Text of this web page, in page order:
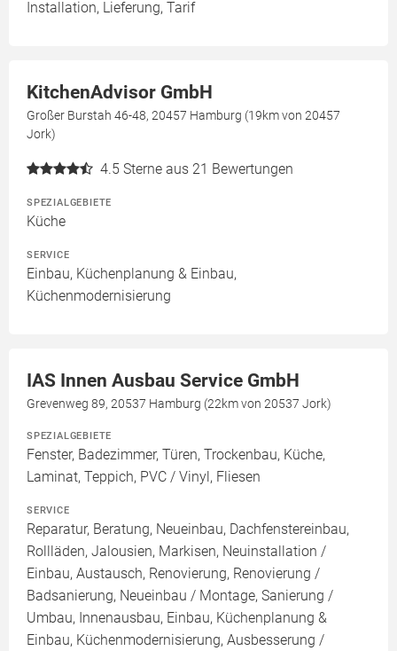
Installation, Lieferung, Tarif
KitchenAdvisor GmbH
Großer Burstah 46-48, 20457 Hamburg (19km von 20457
Jork)
4.5 Sterne aus 21 Bewertungen
SPEZIALGEBIETE
Küche
SERVICE
Einbau, Küchenplanung & Einbau,
Küchenmodernisierung
IAS Innen Ausbau Service GmbH
Grevenweg 89, 20537 Hamburg (22km von 20537 Jork)
SPEZIALGEBIETE
Fenster, Badezimmer, Türen, Trockenbau, Küche,
Laminat, Teppich, PVC / Vinyl, Fliesen
SERVICE
Reparatur, Beratung, Neueinbau, Dachfenstereinbau,
Rollläden, Jalousien, Markisen, Neuinstallation /
Einbau, Austausch, Renovierung, Renovierung /
Badsanierung, Neueinbau / Montage, Sanierung /
Umbau, Innenausbau, Einbau, Küchenplanung &
Einbau, Küchenmodernisierung, Ausbesserung /